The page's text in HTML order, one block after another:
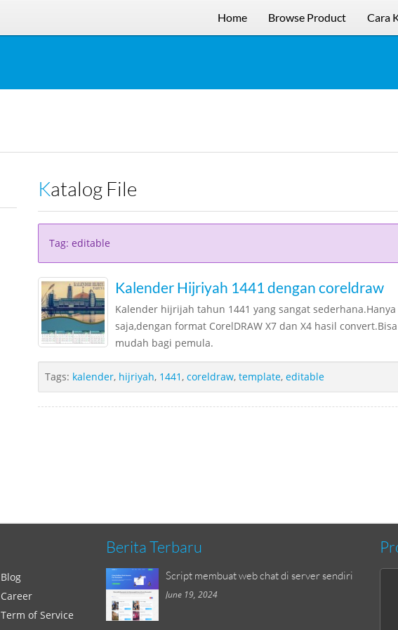
Home Browse Product Cara
Katalog File
Tag: editable
Kalender Hijriyah 1441 dengan coreldraw
Kalender hijrijah tahun 1441 yang sangat
saja,dengan format CorelDRAW X7 dan X4 hasil
mudah bagi pemula.
Tags: kalender, hijriyah, 1441 , coreldraw, template, editable
Blog
Career
Term of Service
Berita Terbaru
Script membuat web chat di server sendiri
June 19, 2024